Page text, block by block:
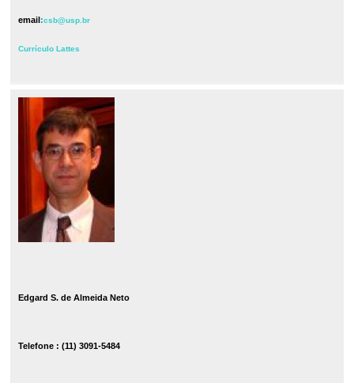
email:csb@usp.br
Currículo Lattes
Edgard S. de Almeida Neto
Telefone : (11) 3091-5484